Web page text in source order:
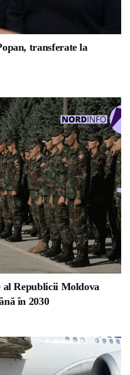
transferate la
al Republicii Moldova
în 2030